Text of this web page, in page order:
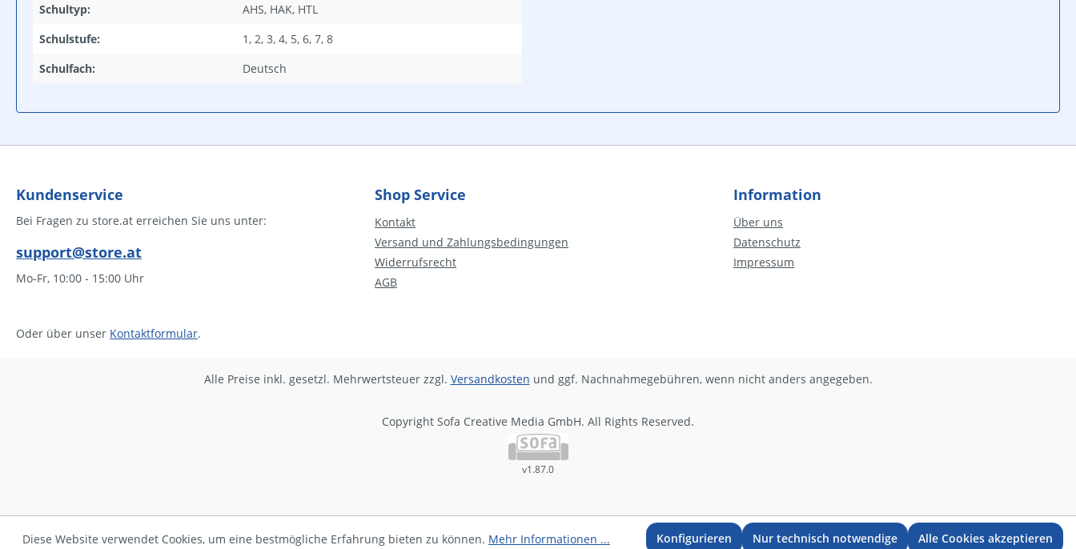
Schultyp:
AHS, HAK, HTL
Schulstufe:
1, 2, 3, 4, 5, 6, 7, 8
Schulfach:
Deutsch
Kundenservice
Bei Fragen zu store.at erreichen Sie uns unter:
support@store.at
Mo-Fr, 10:00 - 15:00 Uhr
Oder über unser Kontaktformular.
Shop Service
Kontakt
Versand und Zahlungsbedingungen
Widerrufsrecht
AGB
Information
Über uns
Datenschutz
Impressum
Alle Preise inkl. gesetzl. Mehrwertsteuer zzgl. Versandkosten und ggf. Nachnahmegebühren, wenn nicht anders angegeben.
Copyright Sofa Creative Media GmbH. All Rights Reserved.
v1.87.0
Diese Website verwendet Cookies, um eine bestmögliche Erfahrung bieten zu können. Mehr Informationen ... Nur technisch notwendige
Konfigurieren Alle Cookies akzeptieren